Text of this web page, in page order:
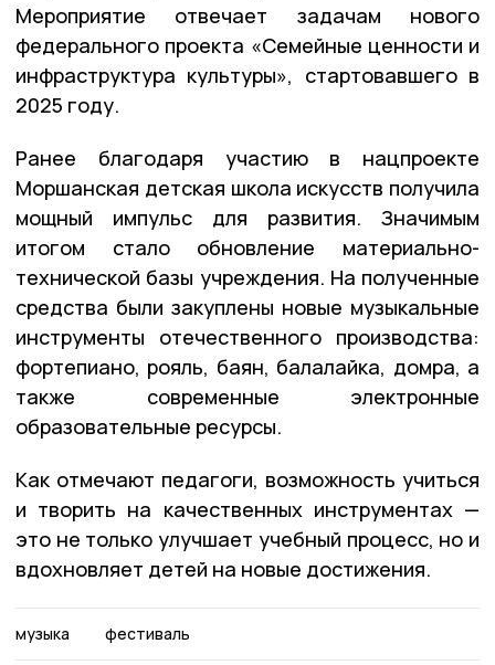
Мероприятие отвечает задачам нового
федерального проекта «Семейные ценности и
инфраструктура культуры», стартовавшего в
2025 году.
Ранее благодаря участию в нацпроекте
Моршанская детская школа искусств получила
мощный импульс для развития. Значимым
итогом стало обновление материально-
технической базы учреждения. На полученные
средства были закуплены новые музыкальные
инструменты отечественного производства:
фортепиано, рояль, баян, балалайка, домра, а
также современные электронные
образовательные ресурсы.
Как отмечают педагоги, возможность учиться
и творить на качественных инструментах —
это не только улучшает учебный процесс, но и
вдохновляет детей на новые достижения.
музыка фестиваль